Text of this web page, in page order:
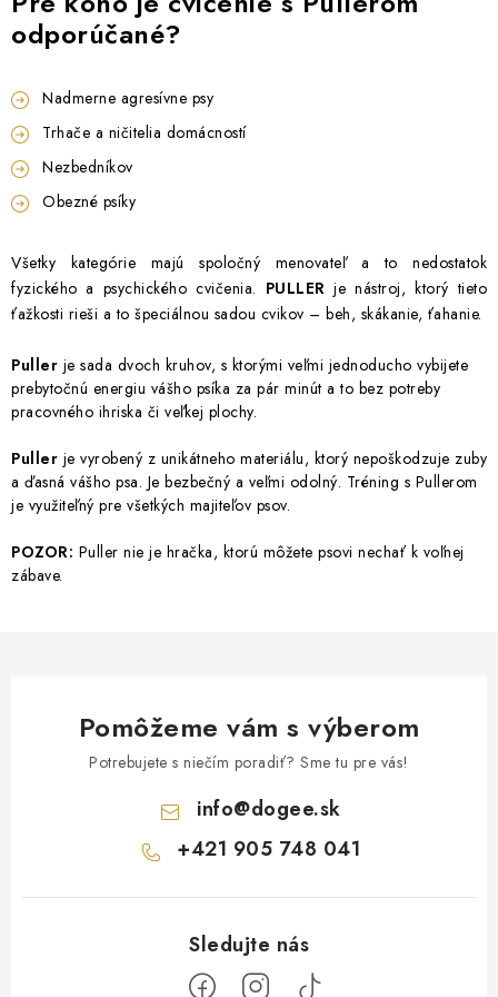
INFORMÁCIE O NÁKUPE
GDPR
odporúčané?
Nadmerne agresívne psy
Trhače a ničitelia domácností
Nezbedníkov
Obezné psíky
Všetky kategórie majú spoločný menovateľ a to nedostatok
fyzického a psychického cvičenia. PULLER je nástroj, ktorý tieto
ťažkosti rieši a to špeciálnou sadou cvikov – beh, skákanie, ťahanie.
Puller je sada dvoch kruhov, s ktorými veľmi jednoducho vybijete
prebytočnú energiu vášho psíka za pár minút a to bez potreby
pracovného ihriska či veľkej plochy.
Puller je vyrobený z unikátneho materiálu, ktorý nepoškodzuje zuby
a ďasná vášho psa. Je bezbečný a veľmi odolný. Tréning s Pullerom
je využiteľný pre všetkých majiteľov psov.
POZOR: Puller nie je hračka, ktorú môžete psovi nechať k voľnej
zábave.
Pomôžeme vám s výberom
Potrebujete s niečím poradiť? Sme tu pre vás!
info@dogee.sk
+421 905 748 041